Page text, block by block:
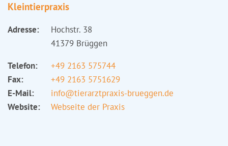
Kleintierpraxis
Adresse:
Hochstr. 38
41379 Brüggen
Telefon:
+49 2163 575744
Fax:
+49 2163 5751629
E-Mail:
info@tierarztpraxis-brueggen.de
Website:
Webseite der Praxis